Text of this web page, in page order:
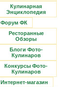
Кулинарная
Энциклопедия
Форум ФК
Ресторанные
Обзоры
Блоги Фото-
Кулинаров
Конкурсы Фото-
Кулинаров
Интернет-магазин